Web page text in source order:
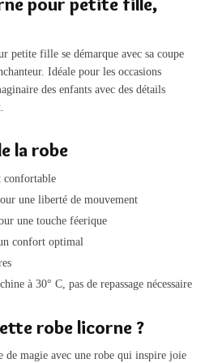
pour petite fille,
petite fille se démarque avec sa coupe
Idéale pour les occasions
des enfants avec des détails
la robe
confortable
une liberté de mouvement
une touche féerique
confort optimal
à 30° C, pas de repassage nécessaire
robe licorne ?
de magie avec une robe qui inspire joie